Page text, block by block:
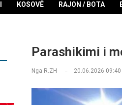
KOSOVË RAJON / BOTA
Parashikimi i
Nga R.ZH 20.06.2026 09:40